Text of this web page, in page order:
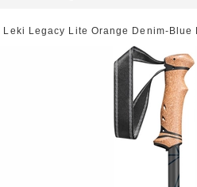
Leki Legacy Lite Orange Denim-Blue